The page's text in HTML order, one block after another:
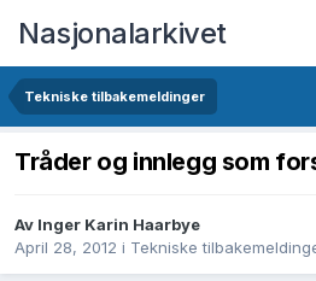
Nasjonalarkivet
Tekniske tilbakemeldinger
Tråder og innlegg som
Av Inger Karin Haarbye
April 28, 2012 i Tekniske